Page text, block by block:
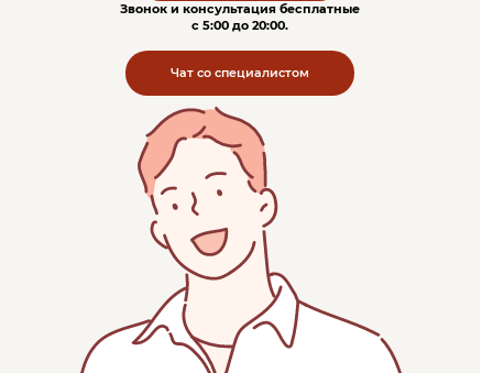
Звонок и консультация бесплатные
c 5:00 до 20:00.
Чат со специалистом